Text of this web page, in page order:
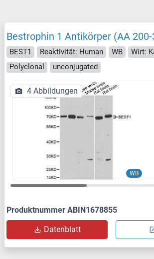
Bestrophin 1 Antikörper (AA
BEST1 Reaktivität: Human WB
Wirt:
Polyclonal
unconjugated
WB
4 Abbildungen
Produktnummer ABIN1678855
Datenblatt